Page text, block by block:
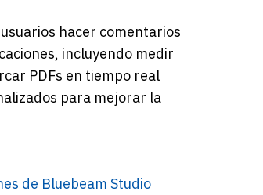
hacer comentarios
incluyendo medir
PDFs en tiempo real
para mejorar la
de Bluebeam Studio